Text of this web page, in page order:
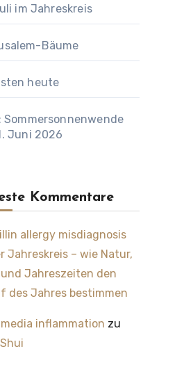
im Jahreskreis
Bäume
heute
Sommersonnenwende
Juni 2026
Kommentare
allergy misdiagnosis
Jahreskreis – wie Natur,
Jahreszeiten den
des Jahres bestimmen
inflammation zu